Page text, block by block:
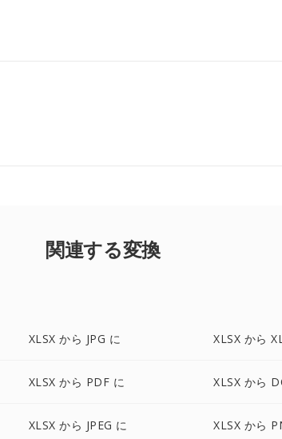
関連する変換
XLSX から JPG に XLSX から
XLSX から PDF に XLSX から
XLSX から JPEG に XLSX から